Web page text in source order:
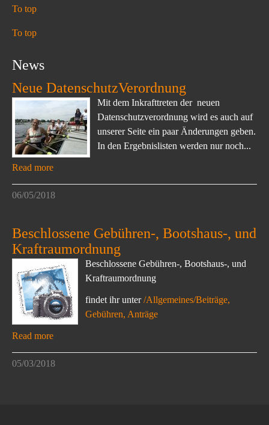
To top
To top
News
Neue DatenschutzVerordnung
Mit dem Inkrafttreten der neuen
Datenschutzverordnung wird es auch auf
unserer Seite ein paar Änderungen geben.
In den Ergebnislisten werden nur noch...
Read more
06/05/2018
Beschlossene Gebühren-, Bootshaus-, und
Kraftraumordnung
Beschlossene Gebühren-, Bootshaus-, und
Kraftraumordnung
findet ihr unter/Allgemeines/Beiträge,
Gebühren, Anträge
Read more
05/03/2018